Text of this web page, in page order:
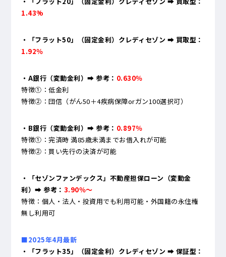
1.43%
・「フラット50」（固定金利）クレディセゾン ➡ 買取型：
1.92％
・A銀行（変動金利）➡ 参考： 0.630％
特徴①：低金利
特徴②：団信（がん50＋4疾病保障orガン100選択可）
・B銀行（変動金利）➡ 参考： 0.897％
特徴①：完済時 満85歳未満までお借入れが可能
特徴②：買い先行の決済が可能
・「セゾンファンデックス」不動産担保ローン（変動金
利）➡ 参考： 3.90％～
特徴：個人・法人・投資用でも利用可能・外国籍の永住権
無し利用可
■2025年4月最新
・「フラット35」（固定金利）クレディセゾン ➡ 保証型：